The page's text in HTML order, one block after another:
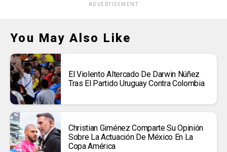
ADVERTISEMENT
You May Also Like
El Violento Altercado De Darwin Núñez
Tras El Partido Uruguay Contra Colombia
Christian Giménez Comparte Su Opinión
Sobre La Actuación De México En La
Copa América